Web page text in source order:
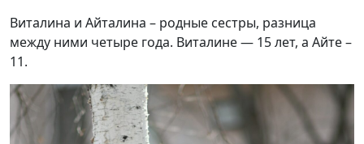
Виталина и Айталина – родные сестры, разница
между ними четыре года. Виталине — 15 лет, а Айте –
11.